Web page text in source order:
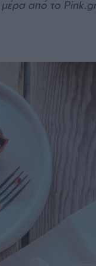
μέρα από το